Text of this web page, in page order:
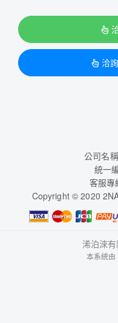
洽
公司名
統一
客服專
Copyright © 2020
浠泊淶
本系統由